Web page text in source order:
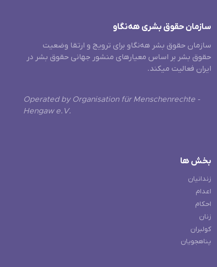
سازمان حقوق بشری هەنگاو
سازمان حقوق بشر هه‌نگاو برای ترویج و ارتقا وضعیت
حقوق بشر بر اساس معیارهای منشور جهانی حقوق بشر در
ایران فعالیت میکند.
Operated by Organisation für Menschenrechte -
Hengaw e.V.
بخش ها
زندانیان
اعدام
احکام
زنان
کولبران
پناهجویان